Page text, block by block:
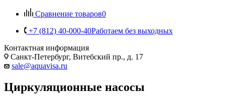
Сравнение товаров0
+7 (812) 40-000-40Работаем без выходных
Контактная информация
Санкт-Петербург, Витебский пр., д. 17
sale@aquavisa.ru
Циркуляционные насосы